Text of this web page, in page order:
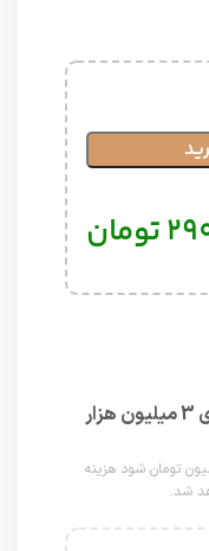
تومان
ارسال رایگان برای سفارش های بالای 3 میلیون هزار
جمع صورت حساب شما بالای 3 میلیون تومان شود هزینه
شد.